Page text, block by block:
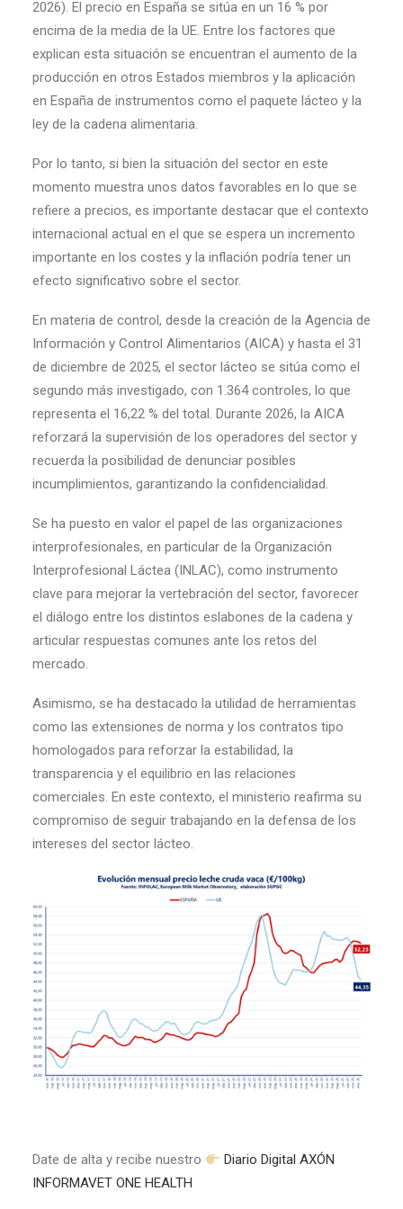
2026). El precio en España se sitúa en un 16 % por
encima de la media de la UE. Entre los factores que
explican esta situación se encuentran el aumento de la
producción en otros Estados miembros y la aplicación
en España de instrumentos como el paquete lácteo y la
ley de la cadena alimentaria.
Por lo tanto, si bien la situación del sector en este
momento muestra unos datos favorables en lo que se
refiere a precios, es importante destacar que el contexto
internacional actual en el que se espera un incremento
importante en los costes y la inflación podría tener un
efecto significativo sobre el sector.
En materia de control, desde la creación de la Agencia de
Información y Control Alimentarios (AICA) y hasta el 31
de diciembre de 2025, el sector lácteo se sitúa como el
segundo más investigado, con 1.364 controles, lo que
representa el 16,22 % del total. Durante 2026, la AICA
reforzará la supervisión de los operadores del sector y
recuerda la posibilidad de denunciar posibles
incumplimientos, garantizando la confidencialidad.
Se ha puesto en valor el papel de las organizaciones
interprofesionales, en particular de la Organización
Interprofesional Láctea (INLAC), como instrumento
clave para mejorar la vertebración del sector, favorecer
el diálogo entre los distintos eslabones de la cadena y
articular respuestas comunes ante los retos del
mercado.
Asimismo, se ha destacado la utilidad de herramientas
como las extensiones de norma y los contratos tipo
homologados para reforzar la estabilidad, la
transparencia y el equilibrio en las relaciones
comerciales. En este contexto, el ministerio reafirma su
compromiso de seguir trabajando en la defensa de los
intereses del sector lácteo.
Date de alta y recibe nuestro
Diario Digital AXÓN
INFORMAVET ONE HEALTH